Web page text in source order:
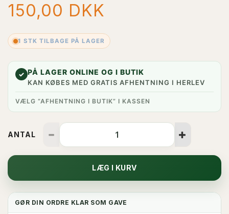
150,00 DKK
1 STK TILBAGE PÅ LAGER
✓ PÅ LAGER ONLINE OG I BUTIK
KAN KØBES MED GRATIS AFHENTNING I HERLEV
VÆLG “AFHENTNING I BUTIK” I KASSEN
ANTAL
LÆG I KURV
GØR DIN ORDRE KLAR SOM GAVE